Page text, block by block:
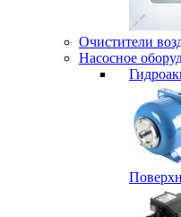
Очистители
Насосное